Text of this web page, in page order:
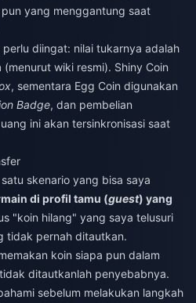
yang menggantung saat
diingat: nilai tukarnya adalah
(menurut wiki resmi). Shiny Coin
, sementara Egg Coin digunakan
Badge, dan pembelian
ini akan tersinkronisasi saat
skenario yang bisa saya
di profil tamu (guest) yang
"koin hilang" yang saya telusuri
tidak pernah ditautkan.
koin siapa pun dalam
ditautkanlah penyebabnya.
sebelum melakukan langkah